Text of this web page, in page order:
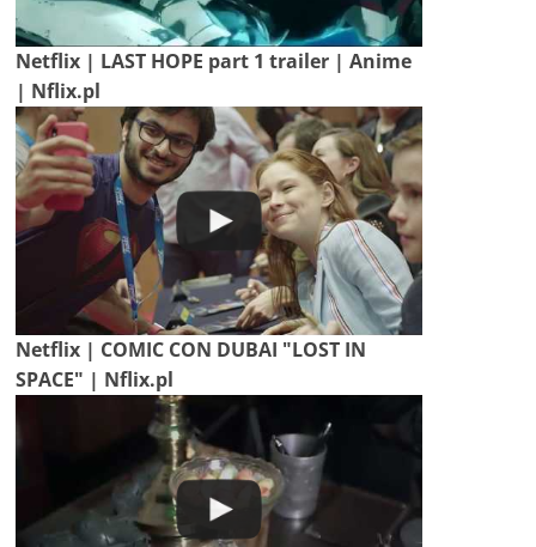
Netflix | LAST HOPE part 1 trailer | Anime
| Nflix.pl
Netflix | COMIC CON DUBAI "LOST IN
SPACE" | Nflix.pl